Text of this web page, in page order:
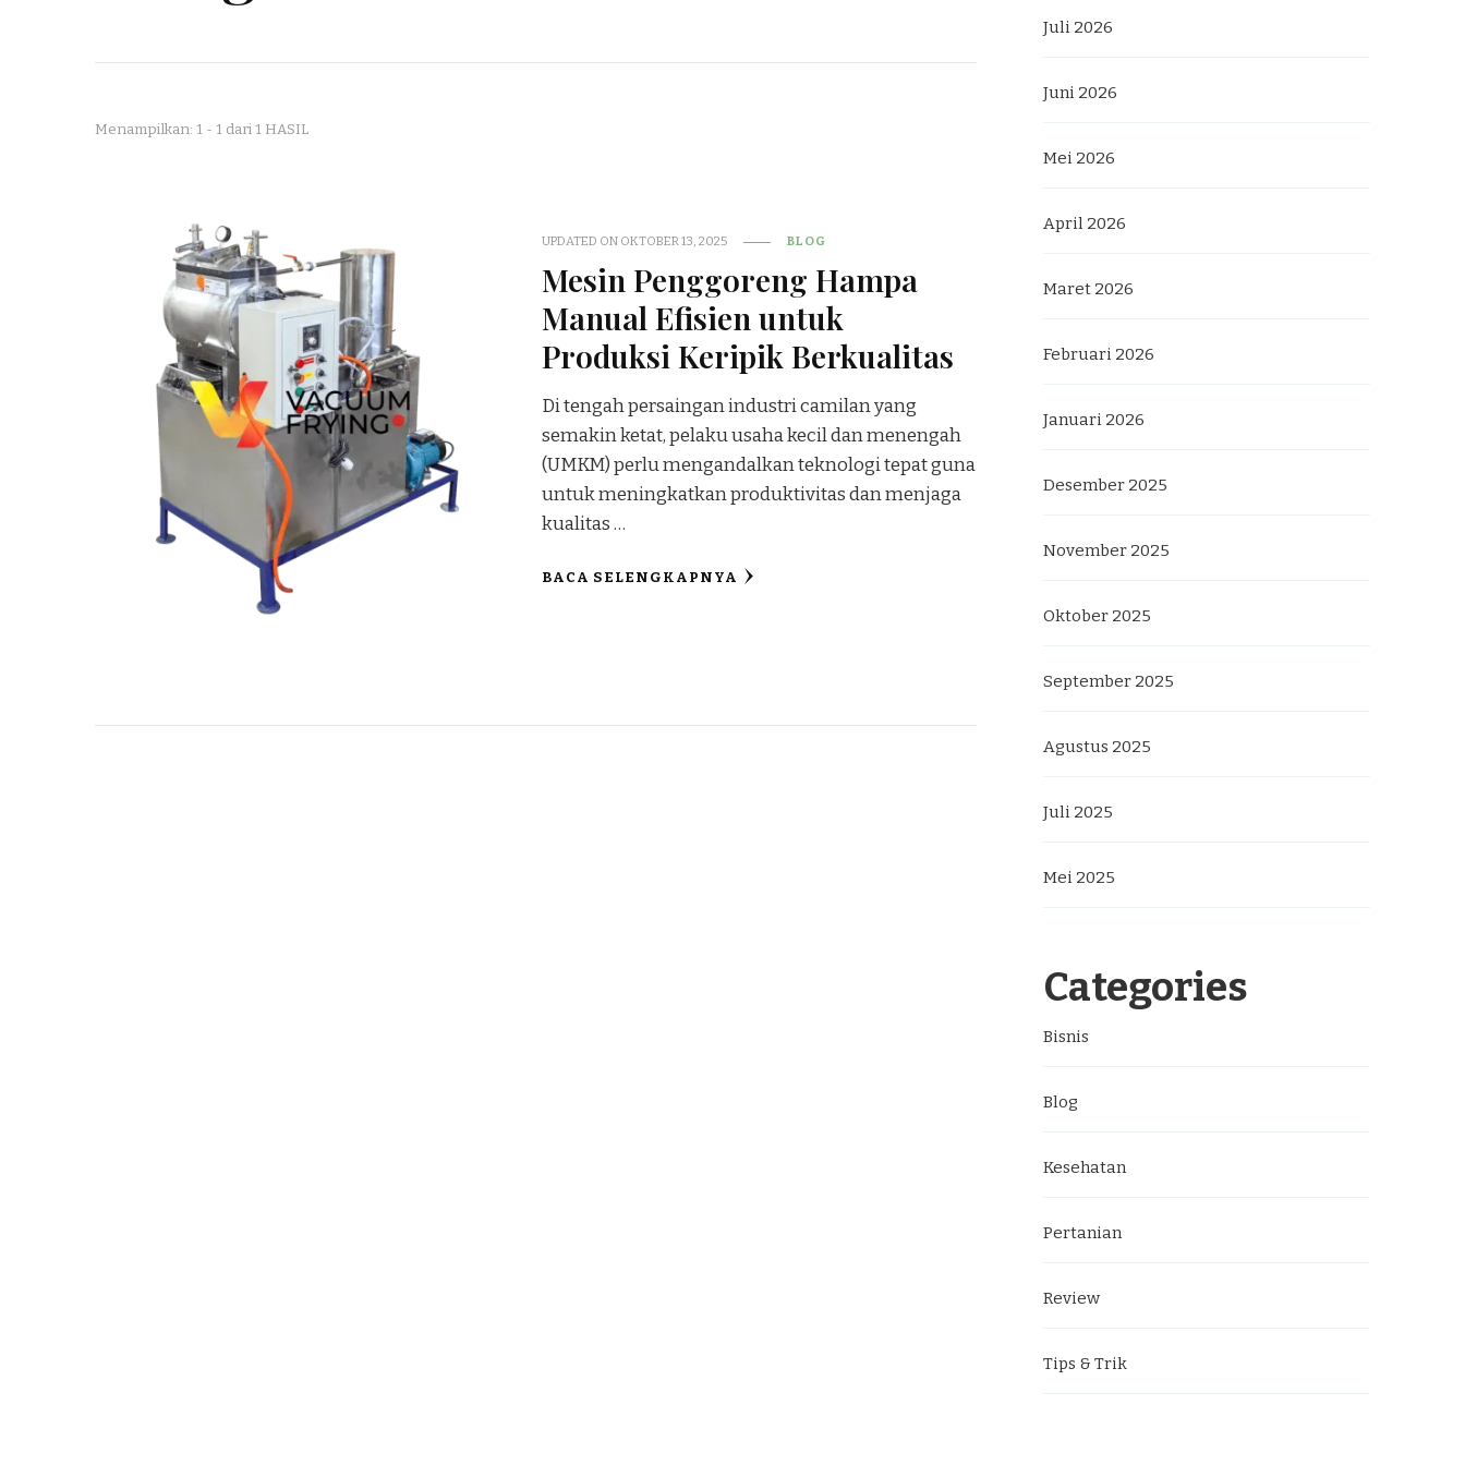
Menampilkan: 1 - 1 dari 1 HASIL
UPDATED ON OKTOBER 13, 2025 BLOG
Mesin Penggoreng Hampa
Manual Efisien untuk
Produksi Keripik Berkualitas
Di tengah persaingan industri camilan yang
semakin ketat, pelaku usaha kecil dan menengah
(UMKM) perlu mengandalkan teknologi tepat guna
untuk meningkatkan produktivitas dan menjaga
kualitas …
BACA SELENGKAPNYA
Juli 2026
Juni 2026
Mei 2026
April 2026
Maret 2026
Februari 2026
Januari 2026
Desember 2025
November 2025
Oktober 2025
September 2025
Agustus 2025
Juli 2025
Mei 2025
Categories
Bisnis
Blog
Kesehatan
Pertanian
Review
Tips & Trik